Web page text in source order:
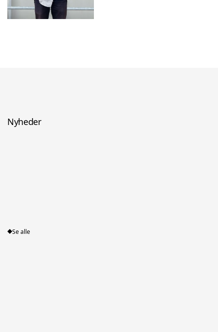
Nyheder
Se alle